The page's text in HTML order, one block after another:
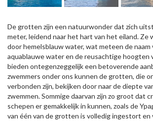
De grotten zijn een natuurwonder dat zich
meter, leidend naar het hart van het eiland. Ze
door hemelsblauw water, wat meteen de naam
aquablauwe water en de reusachtige hoogten
bieden ontegenzeggelijk een betoverende
zwemmers onder ons kunnen de grotten, die
verbonden zijn, bekijken door naar de diepte
zwemmen. Sommige daarvan zijn zo groot dat
schepen er gemakkelijk in kunnen, zoals de
van één van de grotten is volledig ingestort en